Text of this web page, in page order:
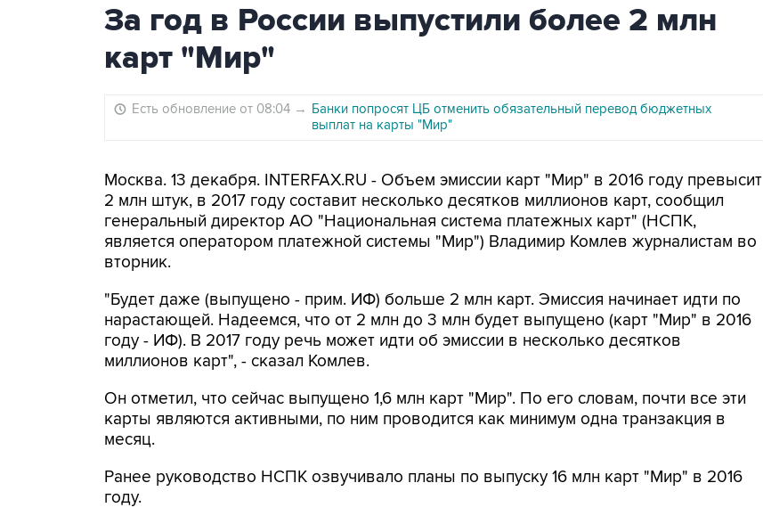
За год в России выпустили более 2 млн
карт "Мир"
Есть обновление от 08:04 → Банки попросят ЦБ отменить обязательный перевод бюджетных
выплат на карты "Мир"
Москва. 13 декабря. INTERFAX.RU - Объем эмиссии карт "Мир" в 2016 году превысит
2 млн штук, в 2017 году составит несколько десятков миллионов карт, сообщил
генеральный директор АО "Национальная система платежных карт" (НСПК,
является оператором платежной системы "Мир") Владимир Комлев журналистам во
вторник.
"Будет даже (выпущено - прим. ИФ) больше 2 млн карт. Эмиссия начинает идти по
нарастающей. Надеемся, что от 2 млн до 3 млн будет выпущено (карт "Мир" в 2016
году - ИФ). В 2017 году речь может идти об эмиссии в несколько десятков
миллионов карт", - сказал Комлев.
Он отметил, что сейчас выпущено 1,6 млн карт "Мир". По его словам, почти все эти
карты являются активными, по ним проводится как минимум одна транзакция в
месяц.
Ранее руководство НСПК озвучивало планы по выпуску 16 млн карт "Мир" в 2016
году.